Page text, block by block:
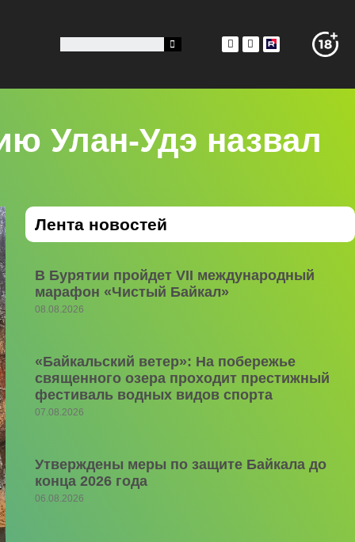
Улан-Удэ назвал
Лента новостей
В Бурятии пройдет VII международный
марафон «Чистый Байкал»
08.08.2026
«Байкальский ветер»: На побережье
священного озера проходит престижный
фестиваль водных видов спорта
07.08.2026
Утверждены меры по защите Байкала до
конца 2026 года
06.08.2026